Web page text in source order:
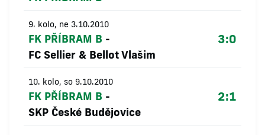
9. kolo, ne 3.10.2010
FK PŘÍBRAM B -
FC Sellier & Bellot Vlašim
3:0
10. kolo, so 9.10.2010
FK PŘÍBRAM B -
SKP České Budějovice
2:1